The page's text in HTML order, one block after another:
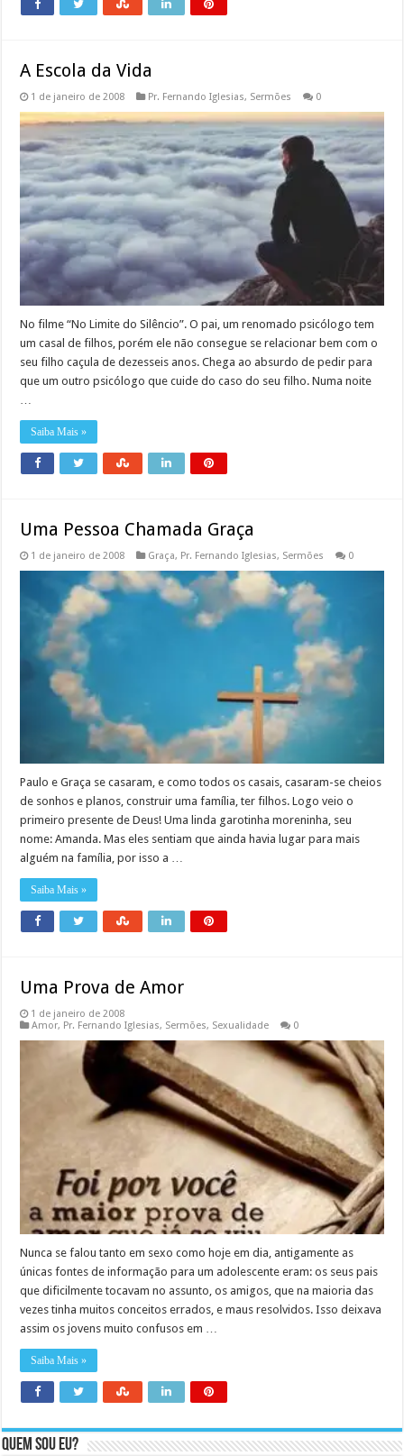
A Escola da Vida
1 de janeiro de 2008 Pr. Fernando Iglesias, Sermões 0
No filme “No Limite do Silêncio”. O pai, um renomado psicólogo tem
um casal de filhos, porém ele não consegue se relacionar bem com o
seu filho caçula de dezesseis anos. Chega ao absurdo de pedir para
que um outro psicólogo que cuide do caso do seu filho. Numa noite
Saiba Mais »
Uma Pessoa Chamada Graça
1 de janeiro de 2008 Graça, Pr. Fernando Iglesias, Sermões 0
Paulo e Graça se casaram, e como todos os casais, casaram-se cheios
de sonhos e planos, construir uma família, ter filhos. Logo veio o
primeiro presente de Deus! Uma linda garotinha moreninha, seu
nome: Amanda. Mas eles sentiam que ainda havia lugar para mais
alguém na família, por isso a …
Saiba Mais »
Uma Prova de Amor
1 de janeiro de 2008
Amor, Pr. Fernando Iglesias, Sermões, Sexualidade 0
Nunca se falou tanto em sexo como hoje em dia, antigamente as
únicas fontes de informação para um adolescente eram: os seus pais
que dificilmente tocavam no assunto, os amigos, que na maioria das
vezes tinha muitos conceitos errados, e maus resolvidos. Isso deixava
assim os jovens muito confusos em …
Saiba Mais »
Quem sou eu?